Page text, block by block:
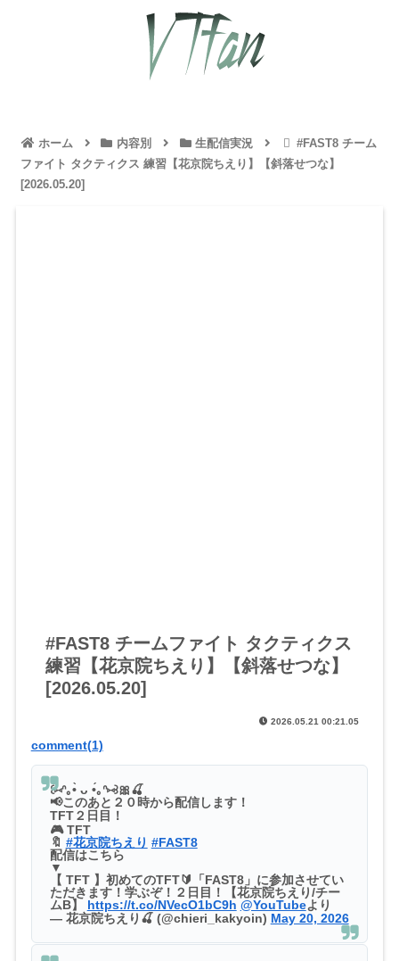
ホーム 内容別 生配信実況
#FAST8 チーム
ファイト タクティクス 練習【花京院ちえり】【斜落せつな】
[2026.05.20]
#FAST8 チームファイト タクティクス
練習【花京院ちえり】【斜落せつな】
[2026.05.20]
2026.05.21 00:21.05
comment(1)
꒰⑅ᐢ｡•̀ ᴗ •́｡ᐢ⑅꒱🎀🍒
📢このあと２０時から配信します！
TFT２日目！
🎮 TFT
🔖 #花京院ちえり #FAST8
配信はこちら
▼
【 TFT 】初めてのTFT🔰「FAST8」に参加させてい
ただきます！学ぶぞ！２日目！【花京院ちえり/チー
ムB】 https://t.co/NVecO1bC9h @YouTubeより
— 花京院ちえり🍒 (@chieri_kakyoin) May 20, 2026